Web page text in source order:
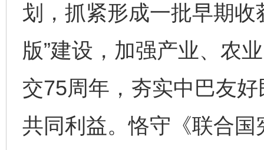
划，抓紧形成一批早期
版”建设，加强产业、农
交75周年，夯实中巴友
共同利益。恪守《联合